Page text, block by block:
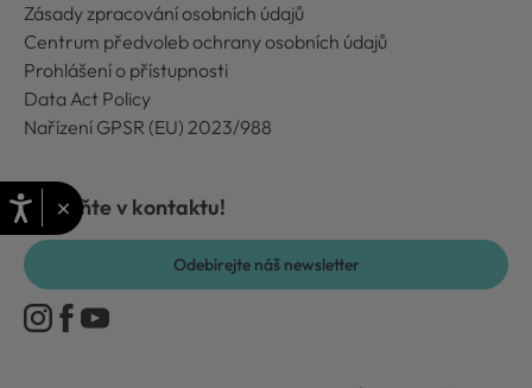
Zásady zpracování osobních údajů
Centrum předvoleb ochrany osobních údajů
Prohlášení o přístupnosti
Data Act Policy
Nařízení GPSR (EU) 2023/988
Zůstaňte v kontaktu!
Odebírejte náš newsletter
×